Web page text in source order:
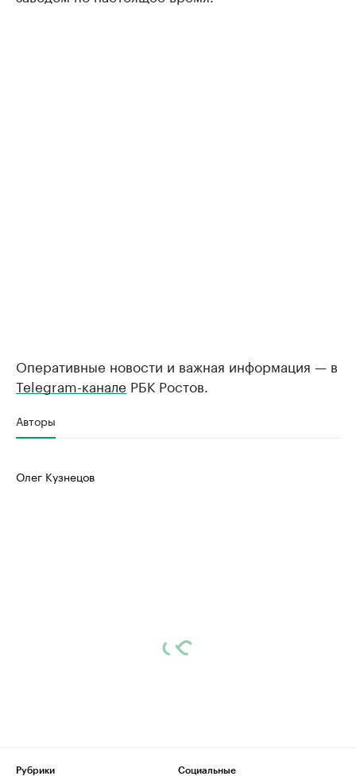
Оперативные новости и важная информация — в
Telegram-канале РБК Ростов.
Авторы
Олег Кузнецов
Рубрики
Социальные